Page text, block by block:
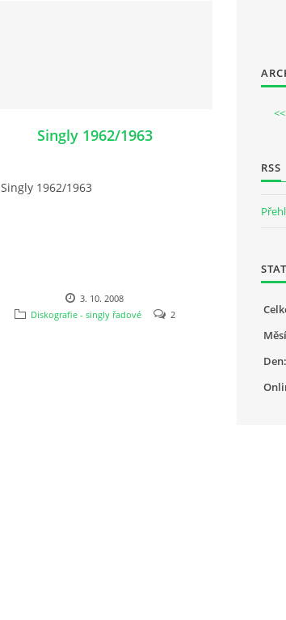
Singly 1962/1963
Singly 1962/1963
3. 10. 2008
Diskografie - singly řadové
2
<<
RSS
Den: